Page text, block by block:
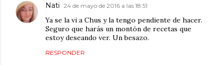
Nati 24 de mayo de 2016 a las 18:51
Ya se la vi a Chus y la tengo pendiente de hacer.
Seguro que harás un montón de recetas que
estoy deseando ver. Un besazo.
RESPONDER